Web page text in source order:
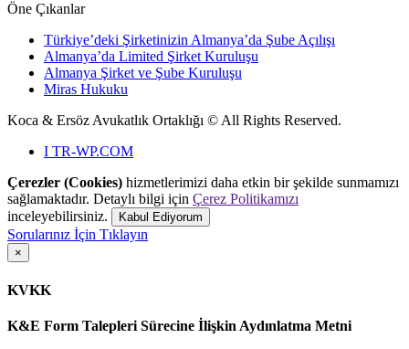
Öne Çıkanlar
Türkiye’deki Şirketinizin Almanya’da Şube Açılışı
Almanya’da Limited Şirket Kuruluşu
Almanya Şirket ve Şube Kuruluşu
Miras Hukuku
Koca & Ersöz Avukatlık Ortaklığı ©All Rights Reserved.
I TR-WP.COM
Çerezler (Cookies) hizmetlerimizi daha etkin bir şekilde sunmamızı
sağlamaktadır. Detaylı bilgi için Çerez Politikamızı
inceleyebilirsiniz.
Kabul Ediyorum
Sorularınız İçin Tıklayın
×
KVKK
K&E Form Talepleri Sürecine İlişkin Aydınlatma Metni